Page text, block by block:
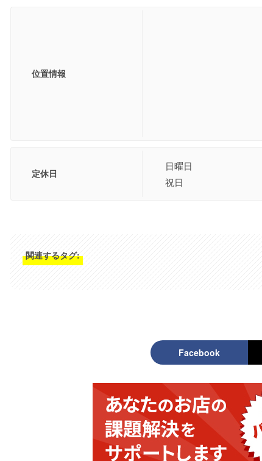
位置情報
定休日
日曜日
祝日
関連するタグ:
Facebook